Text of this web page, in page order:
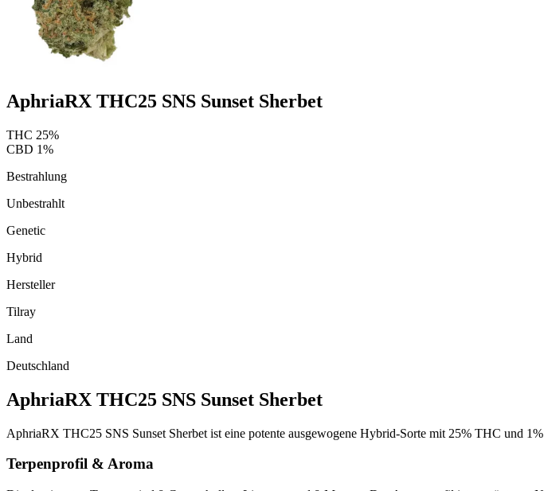
AphriaRX THC25 SNS Sunset Sherbet
THC 25%
CBD 1%
Bestrahlung
Unbestrahlt
Genetic
Hybrid
Hersteller
Tilray
Land
Deutschland
AphriaRX THC25 SNS Sunset Sherbet
AphriaRX THC25 SNS Sunset Sherbet ist eine potente ausgewogene Hybrid-Sorte mit 25% THC und
Terpenprofil & Aroma